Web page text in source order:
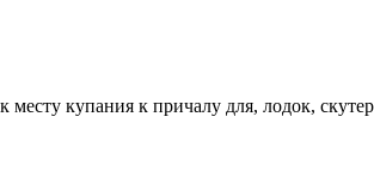
месту купания к причалу для, лодок,